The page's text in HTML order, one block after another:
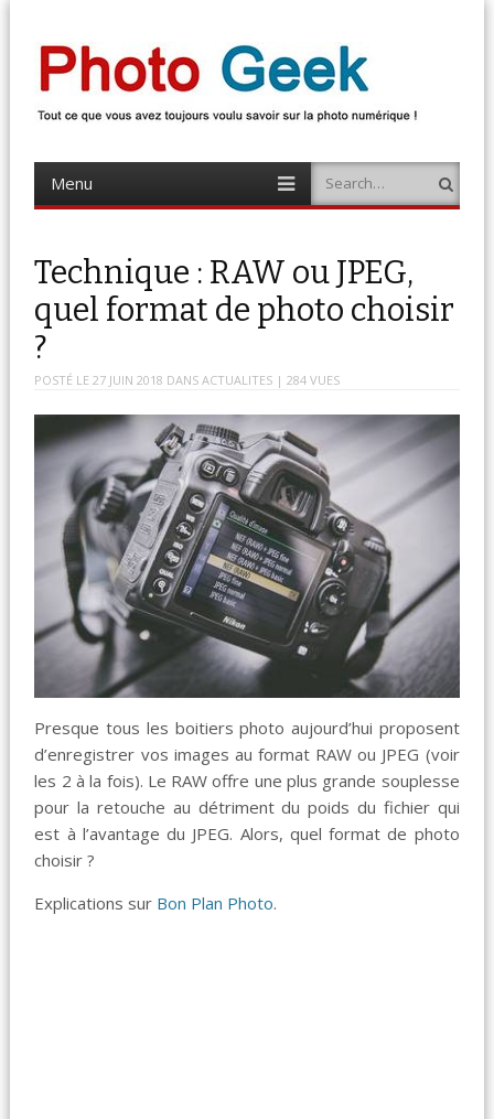
Photo Geek
Menu
content
Search
Technique : RAW ou JPEG,
quel format de photo choisir
?
POSTÉ LE 27 JUIN 2018 DANSACTUALITES | 284 VUES
Presque tous les boitiers photo aujourd’hui proposent
d’enregistrer vos images au format RAW ou JPEG (voir
les 2 à la fois). Le RAW offre une plus grande souplesse
pour la retouche au détriment du poids du fichier qui
est à l’avantage du JPEG. Alors, quel format de photo
choisir ?
Explications sur Bon Plan Photo.